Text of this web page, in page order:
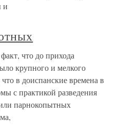
и
что до прихода
крупного и мелкого
что в доиспанские времена в
с практикой разведения
парнокопытных